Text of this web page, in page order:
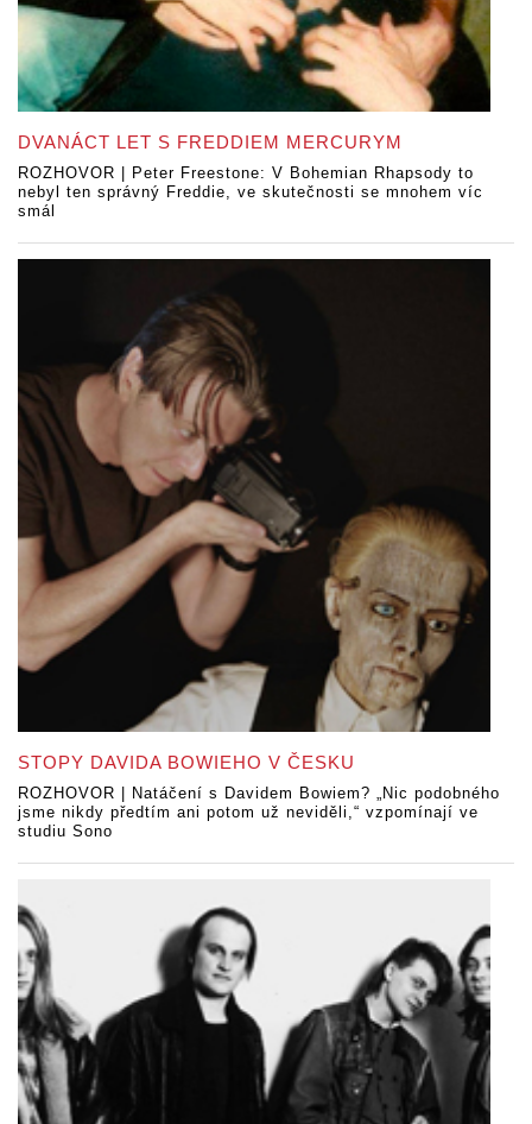
DVANÁCT LET S FREDDIEM MERCURYM
ROZHOVOR | Peter Freestone: V Bohemian Rhapsody to
nebyl ten správný Freddie, ve skutečnosti se mnohem víc
smál
STOPY DAVIDA BOWIEHO V ČESKU
ROZHOVOR | Natáčení s Davidem Bowiem? „Nic podobného
jsme nikdy předtím ani potom už neviděli,“ vzpomínají ve
studiu Sono